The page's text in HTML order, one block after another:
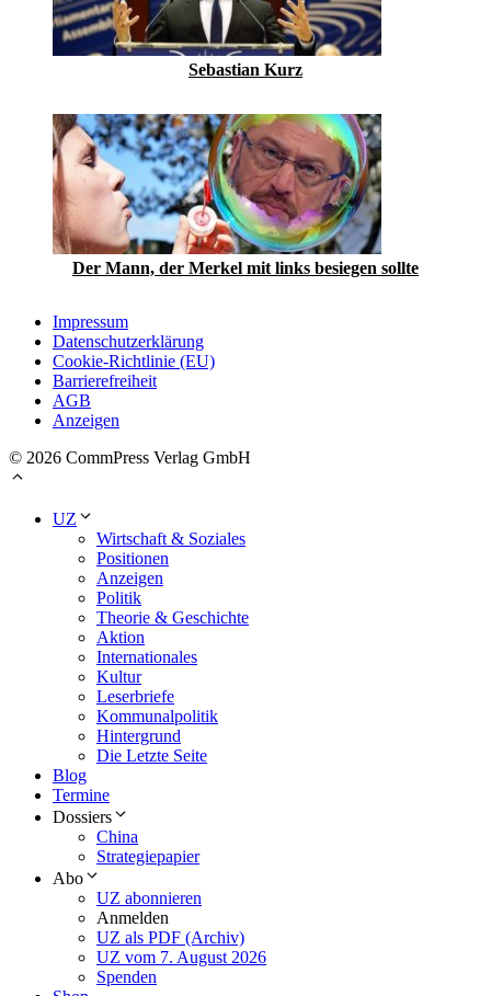
Sebastian Kurz
Der Mann, der Merkel mit links besiegen sollte
Impressum
Datenschutzerklärung
Cookie-Richtlinie (EU)
Barrierefreiheit
AGB
Anzeigen
© 2026 CommPress Verlag GmbH
UZ
Wirtschaft & Soziales
Positionen
Anzeigen
Politik
Theorie & Geschichte
Aktion
Internationales
Kultur
Leserbriefe
Kommunalpolitik
Hintergrund
Die Letzte Seite
Blog
Termine
Dossiers
China
Strategiepapier
Abo
UZ abonnieren
Anmelden
UZ als PDF (Archiv)
UZ vom 7. August 2026
Spenden